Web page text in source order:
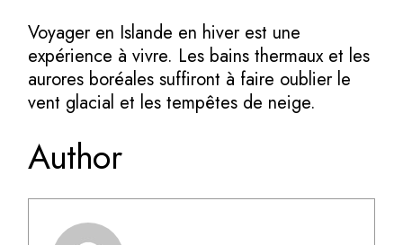
Voyager en Islande en hiver est une
expérience à vivre. Les bains thermaux et les
aurores boréales suffiront à faire oublier le
vent glacial et les tempêtes de neige.
Author